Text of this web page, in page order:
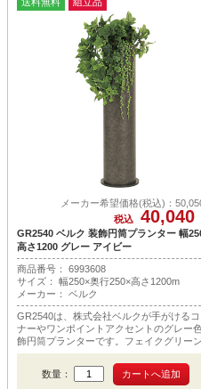
メーカー希望価格(税込)：
税込
40,040
GR2540 ベルク 装飾円筒プランター 幅
高さ1200 グレー アイビー
商品番号： 6993608
サイズ： 幅250×奥行250×高さ1200m
メーカー： ベルク
GR2540は、株式会社ベルクが手がけるコ
ナーやワンポイントアクセントのグレー
飾円筒プランターです。フェイクグリー
メインはアイビーです。
数量：